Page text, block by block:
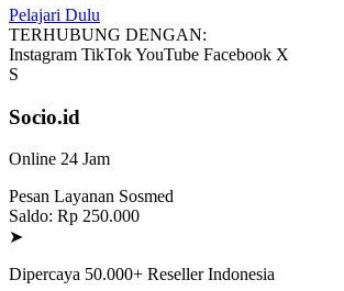
Pelajari Dulu
TERHUBUNG DENGAN:
Instagram TikTokYouTube Facebook X
S
Socio.id
Online 24 Jam
Pesan Layanan Sosmed
Saldo: Rp 250.000
➤
Dipercaya 50.000+ Reseller Indonesia